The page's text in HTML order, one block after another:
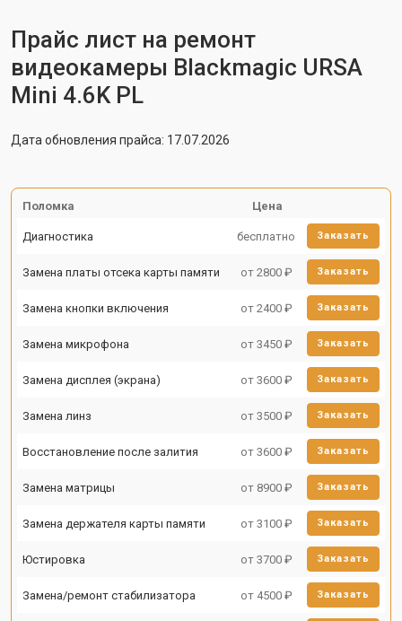
Прайс лист на ремонт
видеокамеры Blackmagic URSA
Mini 4.6K PL
Дата обновления прайса: 17.07.2026
Поломка Цена
Диагностика бесплатно Заказать
Замена платы отсека карты памяти от 2800 ₽ Заказать
Замена кнопки включения от 2400 ₽ Заказать
Замена микрофона от 3450 ₽ Заказать
Замена дисплея (экрана) от 3600 ₽ Заказать
Замена линз от 3500 ₽ Заказать
Восстановление после залития от 3600 ₽ Заказать
Замена матрицы от 8900 ₽ Заказать
Замена держателя карты памяти от 3100 ₽ Заказать
Юстировка от 3700 ₽ Заказать
Замена/ремонт стабилизатора от 4500 ₽ Заказать